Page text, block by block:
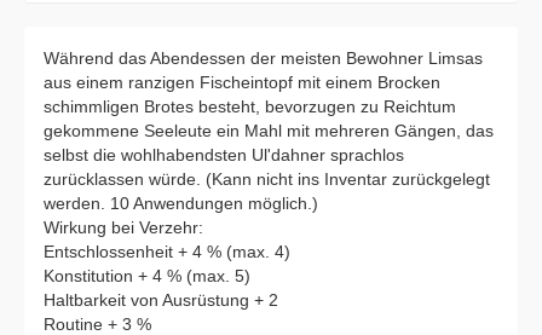
Während das Abendessen der meisten Bewohner Limsas
aus einem ranzigen Fischeintopf mit einem Brocken
schimmligen Brotes besteht, bevorzugen zu Reichtum
gekommene Seeleute ein Mahl mit mehreren Gängen, das
selbst die wohlhabendsten Ul'dahner sprachlos
zurücklassen würde. (Kann nicht ins Inventar zurückgelegt
werden. 10 Anwendungen möglich.)
Wirkung bei Verzehr:
Entschlossenheit + 4 % (max. 4)
Konstitution + 4 % (max. 5)
Haltbarkeit von Ausrüstung + 2
Routine + 3 %